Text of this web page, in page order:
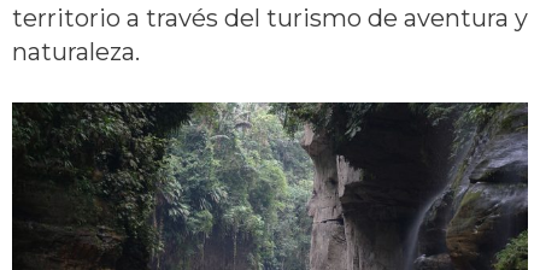
territorio a través del turismo de aventura y
naturaleza.